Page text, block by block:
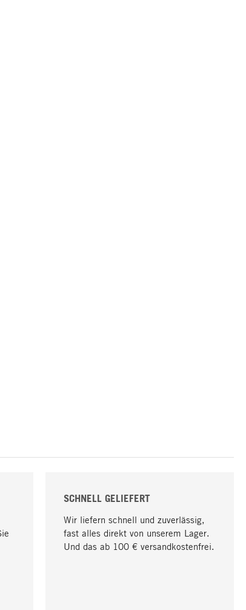
SCHNELL GELIEFERT
Wir liefern schnell und zuverlässig,
fast alles direkt von unserem Lager.
Und das ab 100 € versandkostenfrei.